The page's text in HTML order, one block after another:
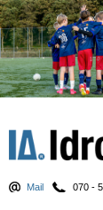
Mail 070 -